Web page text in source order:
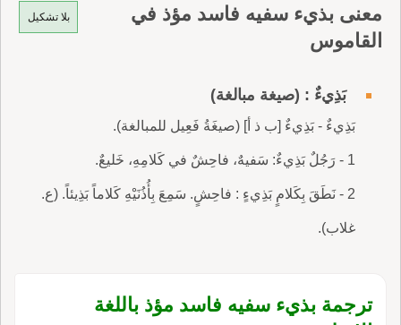
بلا تشكيل
معنى بذيء سفيه فاسد مؤذ في
القاموس
بَذِيءٌ : (صيغة مبالغة)
بَذِيءٌ - بَذِيءٌ [ب ذ أ] (صيغَةُ فَعِيل للمبالغة).
1 - رَجُلٌ بَذِيءٌ: سَفيهٌ، فاحِشٌ في كَلامِهِ، خَليعٌ.
2 - نَطَقَ بِكَلامٍ بَذِيءٍ : فاحِشٍ. سَمِعَ بِأُذُنَيْهِ كَلاماً بَذِيئاً. (ع.
غلاب).
ترجمة بذيء سفيه فاسد مؤذ باللغة